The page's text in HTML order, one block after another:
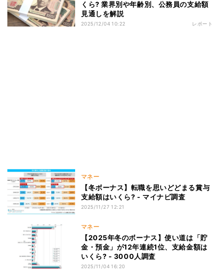
くら? 業界別や年齢別、公務員の支給額
見通しを解説
2025/12/04 10:22 レポート
マネー
【冬ボーナス】転職を思いどどまる賞与
支給額はいくら? - マイナビ調査
2025/11/27 12:21
マネー
【2025年冬のボーナス】使い道は「貯
金・預金」が12年連続1位、支給金額は
いくら? - 3000人調査
2025/11/04 16:20